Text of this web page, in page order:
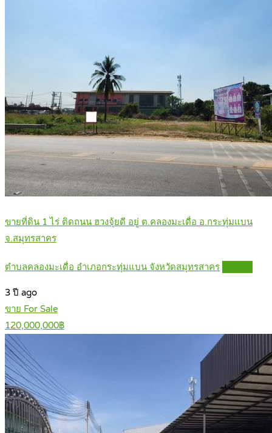
ขายที่ดิน 1 ไร่ ติดถนน ฮวงจุ้ยดี อยู่ ต.คลองมะเดื่อ อ.กระทุ่มแบน
จ.สมุทรสาคร
ตำบลคลองมะเดื่อ อำเภอกระทุ่มแบน จังหวัดสมุทรสาคร
3 ปี ago
ขาย For Sale
120,000,000฿